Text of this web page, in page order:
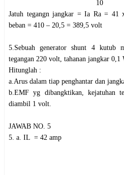
10
Jatuh tegangn jangkar = Ia Ra = 41
beban = 410 – 20,5 = 389,5 volt
5.Sebuah generator shunt 4 kutub
tegangan 220 volt, tahanan jangkar 0,1
Hitunglah :
a.Arus dalam tiap penghantar dan
b.EMF yg dibangktikan, kejatuhan
diambil 1 volt.
JAWAB NO. 5
5. a. IL = 42 amp